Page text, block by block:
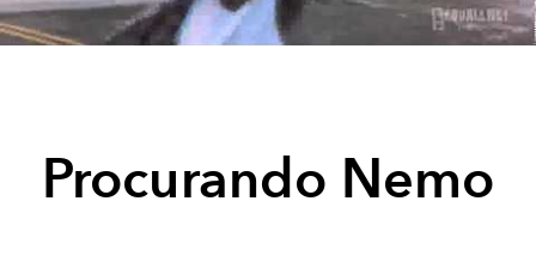
Video
Procurando Nemo